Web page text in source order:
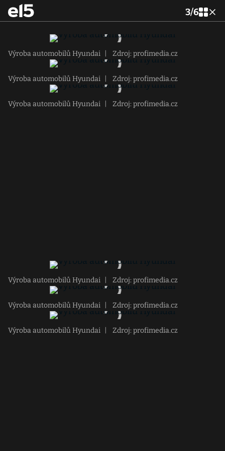
3/6
Výroba automobilů Hyundai Zdroj: profimedia.cz
Výroba automobilů Hyundai Zdroj: profimedia.cz
Výroba automobilů Hyundai Zdroj: profimedia.cz
Výroba automobilů Hyundai Zdroj: profimedia.cz
Výroba automobilů Hyundai Zdroj: profimedia.cz
Výroba automobilů Hyundai Zdroj: profimedia.cz